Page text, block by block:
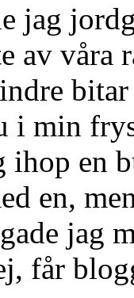
jag
av våra
i min
ihop en
en,
jag
får